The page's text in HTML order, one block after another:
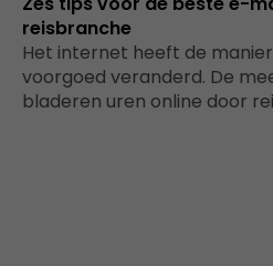
reisbranche
Het internet heeft de
voorgoed veranderd. De
bladeren uren online door